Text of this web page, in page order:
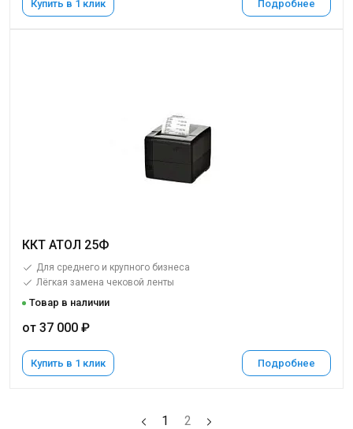
Купить в 1 клик Подробнее
ККТ АТОЛ 25Ф
Для среднего и крупного бизнеса
Лёгкая замена чековой ленты
Товар в наличии
от 37 000 ₽
Купить в 1 клик Подробнее
1 2